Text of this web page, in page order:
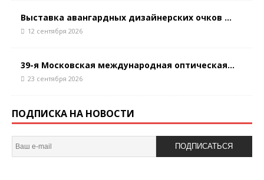
Выставка авангардных дизайнерских очков ...
12 сентября 2026
39-я Московская международная оптическая...
23 сентября 2026
ПОДПИСКА НА НОВОСТИ
ПОДПИСАТЬСЯ